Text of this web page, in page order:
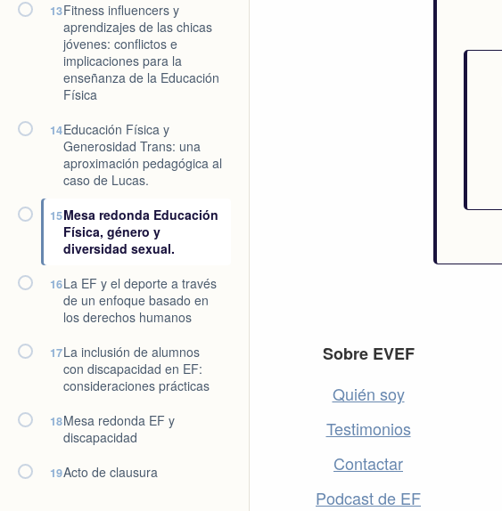
13Fitness influencers y
aprendizajes de las chicas
jóvenes: conflictos e
implicaciones para la
enseñanza de la Educación
Física
14Educación Física y
Generosidad Trans: una
aproximación pedagógica al
caso de Lucas.
15Mesa redonda Educación
Física, género y
diversidad sexual.
16La EF y el deporte a través
de un enfoque basado en
los derechos humanos
17La inclusión de alumnos
con discapacidad en EF:
consideraciones prácticas
18Mesa redonda EF y
discapacidad
19Acto de clausura
FooterSobre EVEF
Quién soy
Testimonios
Contactar
Podcast de EF